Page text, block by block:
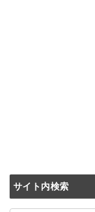
サイト内検索